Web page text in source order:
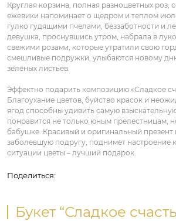
Круглая корзина, полная разноцветных роз,
ежевики напоминает о щедром и теплом
гулко гудящими пчелами, беззаботности и
девушка, проснувшись утром, набрала в
свежими розами, которые утратили свою
смешливые подружки, улыбаются новому
зеленых листьев.
Эффектно подарить композицию «Сладкое
Благоухание цветов, буйство красок и
ягод способны удивить самую
понравится не только юным прелестницам,
бабушке. Красивый и оригинальный
заболевшую подругу, поднимет настроение
ситуации цветы – лучший подарок.
Поделиться:
Букет “Сладкое